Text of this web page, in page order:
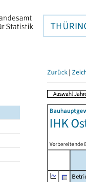
Zurück |
IHK
Vorbereitende